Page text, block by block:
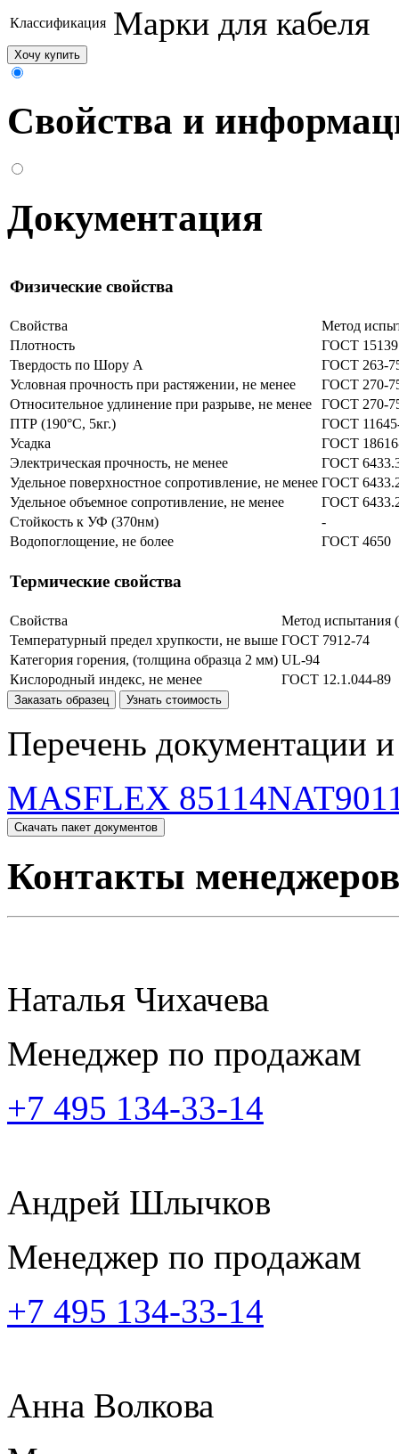
Классификация Марки для кабеля
Хочу купить
Свойства и
Документация
Физические свойства
Свойства
Метод
Плотность
ГОСТ 15139
Твердость по Шору А
ГОСТ 263-
Условная прочность при растяжении, не менее
ГОСТ 270-
Относительное удлинение при разрыве, не менее
ГОСТ 270-
ПТР (190°С, 5кг.)
ГОСТ
Усадка
ГОСТ
Электрическая прочность, не менее
ГОСТ
Удельное поверхностное сопротивление, не менее ГОСТ
Удельное объемное сопротивление, не менее
ГОСТ
Стойкость к УФ (370нм)
-
Водопоглощение, не более
ГОСТ 4650
Термические свойства
Свойства
Метод испытания
Температурный предел хрупкости, не выше ГОСТ 7912-74
Категория горения, (толщина образца 2 мм) UL-94
Кислородный индекс, не менее
ГОСТ 12.1.044-89
Заказать образец Узнать стоимость
Перечень документации
MASFLEX
Скачать пакет документов
Контакты менеджеров
Наталья Чихачева
Менеджер по продажам
+7 495 134-33-14
Андрей Шлычков
Менеджер по продажам
+7 495 134-33-14
Анна Волкова